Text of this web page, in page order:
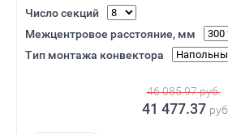
Число секций
Межцентровое расстояние, мм
Тип монтажа конвектора
46 085.97руб.
41 477.37 руб.